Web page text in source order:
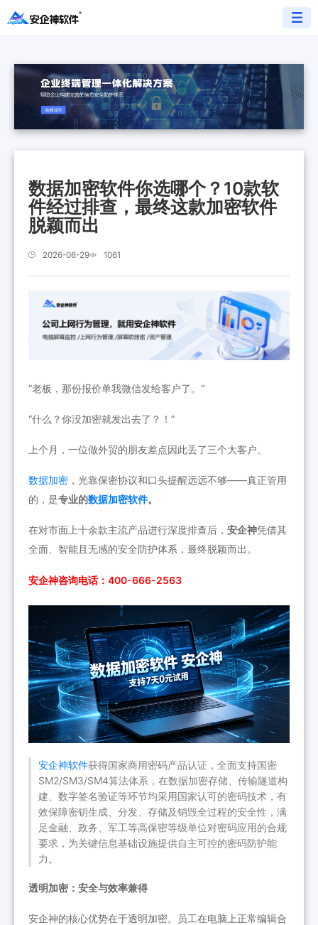
数据加密软件你选哪个？10款软
件经过排查，最终这款加密软件
脱颖而出
2026-06-29 1061
“老板，那份报价单我微信发给客户了。”
“什么？你没加密就发出去了？！”
上个月，一位做外贸的朋友差点因此丢了三个大客户。
数据加密 ，光靠保密协议和口头提醒远远不够——真正管用
的，是专业的数据加密软件。
在对市面上十余款主流产品进行深度排查后， 安企神凭借其
全面、智能且无感的安全防护体系，最终脱颖而出。
安企神咨询电话：400-666-2563
安企神软件获得国家商用密码产品认证，全面支持国密
SM2/SM3/SM4算法体系，在数据加密存储、传输隧道构
建、数字签名验证等环节均采用国家认可的密码技术，有
效保障密钥生成、分发、存储及销毁全过程的安全性，满
足金融、政务、军工等高保密等级单位对密码应用的合规
要求，为关键信息基础设施提供自主可控的密码防护能
力。
透明加密：安全与效率兼得
安企神的核心优势在于透明加密。员工在电脑上正常编辑合